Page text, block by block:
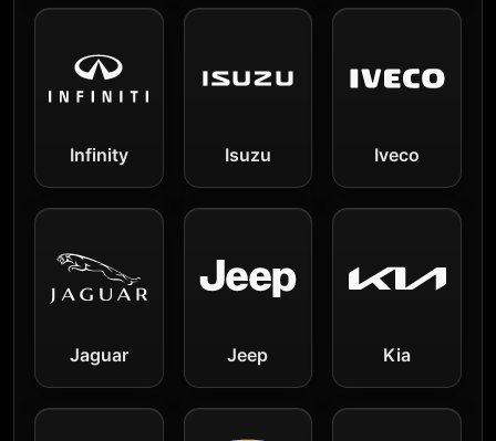
Infinity Isuzu Iveco
Jaguar Jeep Kia